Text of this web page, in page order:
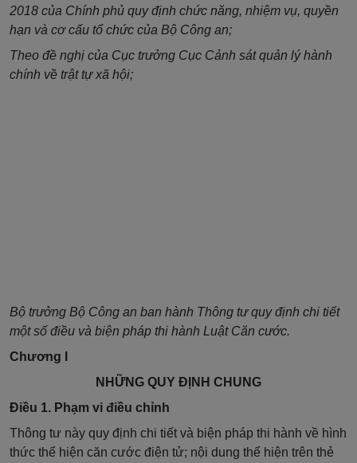
2018 của Chính phủ quy định chức năng, nhiệm vụ, quyền
hạn và cơ cấu tổ chức của Bộ Công an;
Theo đề nghị của Cục trưởng Cục Cảnh sát quản lý hành
chính về trật tự xã hội;
Bộ trưởng Bộ Công an ban hành Thông tư quy định chi tiết
một số điều và biện pháp thi hành Luật Căn cước.
Chương I
NHỮNG QUY ĐỊNH CHUNG
Điều 1. Phạm vi điều chỉnh
Thông tư này quy định chi tiết và biện pháp thi hành về hình
thức thể hiện căn cước điện tử; nội dung thể hiện trên thẻ